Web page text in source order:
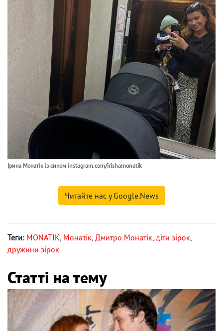
Ірина Монатік із сином instagram.com/irishamonatik
Читайте нас у Google.News
Теги: MONATIK, Монатік, Дмитро Монатік, діти зірок,
дружини зірок
Статті на тему